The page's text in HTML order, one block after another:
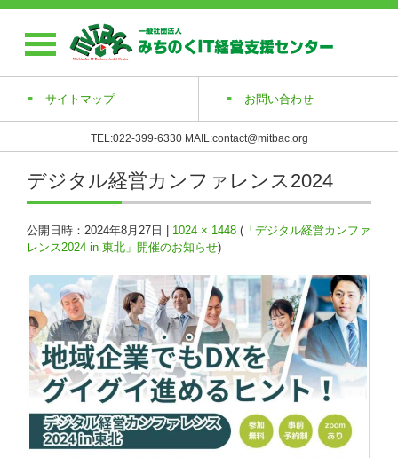
サイトマップ お問い合わせ
TEL:022-399-6330 MAIL:contact@mitbac.org
デジタル経営カンファレンス2024
公開日時： 2024年8月27日 1024 × 1448 ( 「デジタル経営カンファ
レンス2024 in 東北」開催のお知らせ)